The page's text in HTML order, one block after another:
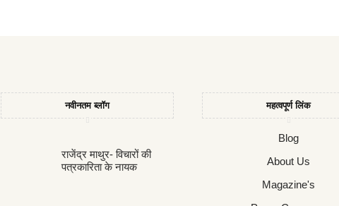
नवीनतम ब्लॉग
राजेंद्र माथुर- विचारों की
पत्रकारिता के नायक
महत्वपूर्ण लिंक
Blog
About Us
Magazine's